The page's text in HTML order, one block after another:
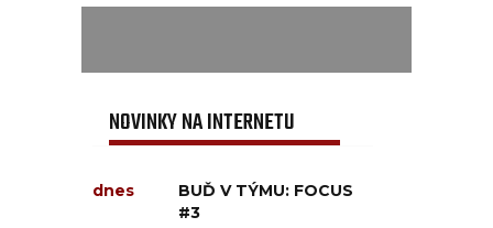
NOVINKY NA INTERNETU
dnes
BUĎ V TÝMU: FOCUS
#3